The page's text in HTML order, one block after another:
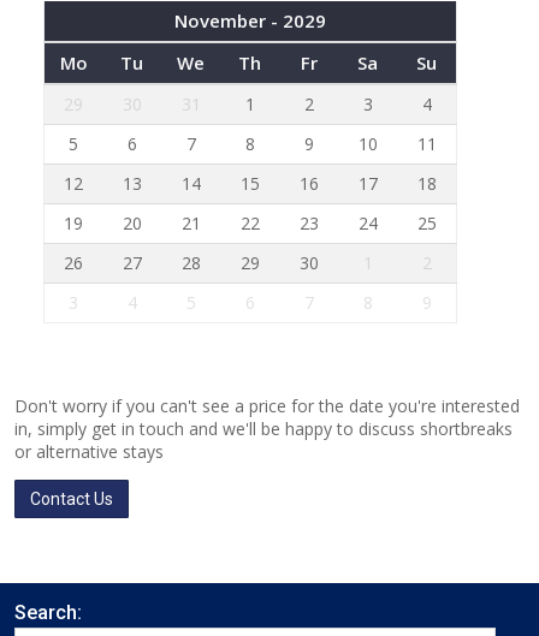
November - 2029
Mo
Tu We Th Fr Sa Su
29 30 31 1 2 3
4
5
6 7 8 9 10
11
12
13 14 15 16 17
18
19
20 21 22 23 24
25
26
27 28 29 30 1
2
3
4 5 6 7 8 9
Don't worry if you can't see a price for the date you're interested
in, simply get in touch and we'll be happy to discuss shortbreaks
or alternative stays
Contact Us
Search: